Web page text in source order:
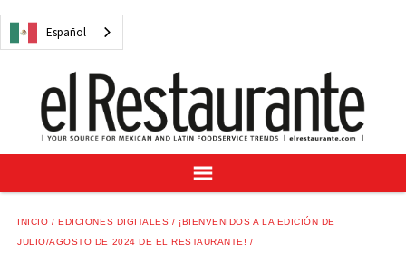
Español
NOTICIAS
RECETAS
GUÍA DEL COMPRADOR
SUSCRÍBASE A
CENTRO DE MUESTRAS
VINO/LICOR MEXICANO
INICIO EDICIONES DIGITALES
¡BIENVENIDOS A LA EDICIÓN DE
JULIO/AGOSTO DE 2024 DE EL RESTAURANTE!